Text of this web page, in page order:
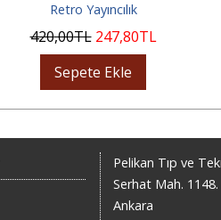
Retro Yayıncılık
420,00TL 247,80TL
Sepete Ekle
Pelikan Tıp ve
Serhat Mah.
Ankara